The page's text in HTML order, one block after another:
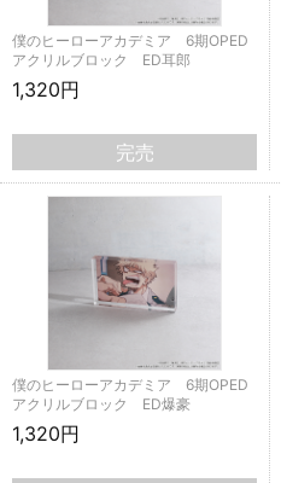
僕のヒーローアカデミア 6期OPED
アクリルブロック ED耳郎
1,320円
完売
僕のヒーローアカデミア 6期OPED
アクリルブロック ED爆豪
1,320円